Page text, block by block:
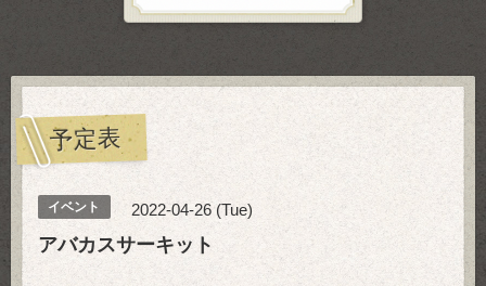
予定表
イベント 2022-04-26 (Tue)
アバカスサーキット